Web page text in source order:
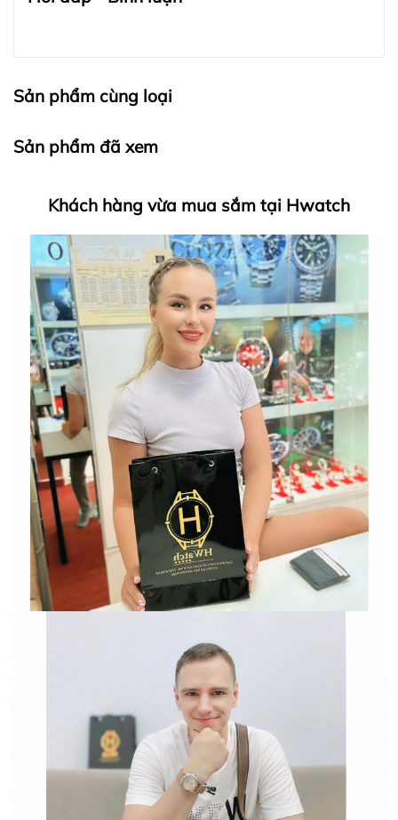
HWATCH Chuyên Nhập khẩu Và Phân Phối Các Loại
Đồng Hồ Chính Hãng
HWATCH Chuyên Nhập khẩu Và Phân Phối Các Loại
Đồng Hồ Chính Hãng
Hwatch Chuyên Nhập khẩu Và Phân Phối Các Loại
Đồng Hồ Chính Hãng
Hwatch Chuyên Nhập khẩu Và Phân Phối Các Loại
Đồng Hồ Chính Hãng
Hwatch Chuyên Nhập khẩu Và Phân Phối Các Loại
Đồng Hồ Chính Hãng
Sản phẩm cùng loại
Sản phẩm đã xem
Khách hàng vừa mua sắm tại Hwatch